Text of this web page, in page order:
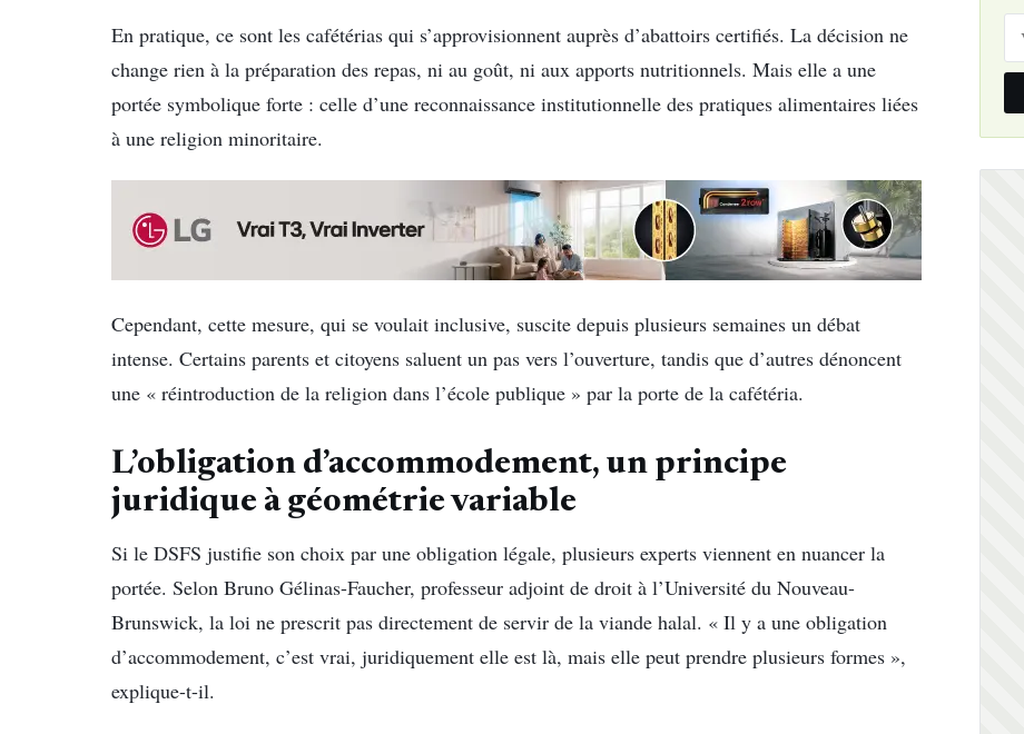
En pratique, ce sont les cafétérias qui s’approvisionnent auprès d’abattoirs certifiés. La décision ne
change rien à la préparation des repas, ni au goût, ni aux apports nutritionnels. Mais elle a une
portée symbolique forte : celle d’une reconnaissance institutionnelle des pratiques alimentaires liées
à une religion minoritaire.
Cependant, cette mesure, qui se voulait inclusive, suscite depuis plusieurs semaines un débat
intense. Certains parents et citoyens saluent un pas vers l’ouverture, tandis que d’autres dénoncent
une « réintroduction de la religion dans l’école publique » par la porte de la cafétéria.
L’obligation d’accommodement, un principe
juridique à géométrie variable
Si le DSFS justifie son choix par une obligation légale, plusieurs experts viennent en nuancer la
portée. Selon Bruno Gélinas-Faucher, professeur adjoint de droit à l’Université du Nouveau-
Brunswick, la loi ne prescrit pas directement de servir de la viande halal. « Il y a une obligation
d’accommodement, c’est vrai, juridiquement elle est là, mais elle peut prendre plusieurs formes »,
explique-t-il.